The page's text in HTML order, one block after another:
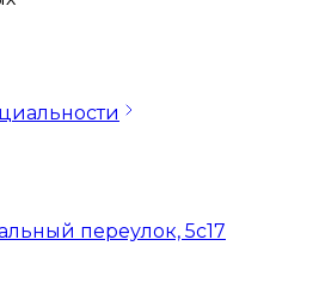
переулок, 5с17